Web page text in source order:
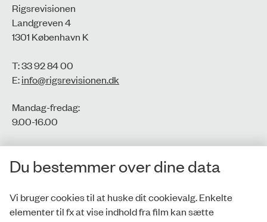
Rigsrevisionen
Landgreven 4
1301 København K
T: 33 92 84 00
E:info@rigsrevisionen.dk
Mandag-fredag:
9.00-16.00​
CVR-nr.: 77806113
EAN-nr.: 5798000016002
Du bestemmer over dine data
Vi bruger cookies til at huske dit cookievalg. Enkelte
elementer til fx at vise indhold fra film kan sætte